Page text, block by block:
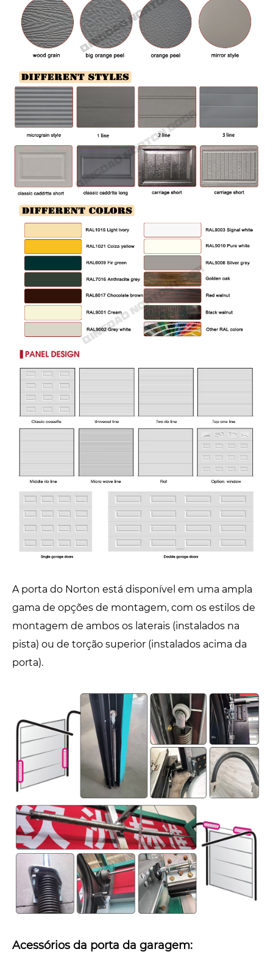
A porta do Norton está disponível em uma ampla
gama de opções de montagem, com os estilos de
montagem de ambos os laterais (instalados na
pista) ou de torção superior (instalados acima da
porta).
Acessórios da porta da garagem: